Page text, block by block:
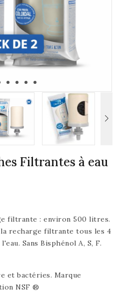
Filtrantes à eau
filtrante : environ 500 litres.
recharge filtrante tous les 4
Sans Bisphénol A, S, F.
et bactéries. Marque
NSF ®